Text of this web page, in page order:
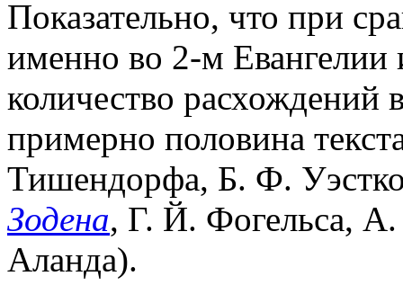
Показательно, что при
именно во 2-м Евангелии
количество расхождений
примерно половина
Тишендорфа, Б. Ф.
Зодена, Г. Й. Фогельса,
Аланда).